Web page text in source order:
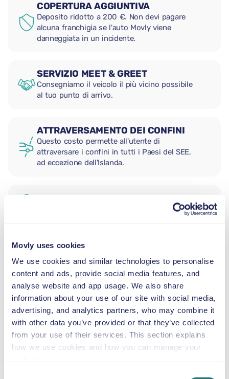
Movly uses cookies
We use cookies and similar technologies to personalise
content and ads, provide social media features, and
analyse website and app usage. We also share
information about your use of our site with social media,
advertising, and analytics partners, who may combine it
with other data you’ve provided or that they’ve collected
from your use of their services. This section explains
how we use cookies and how you can manage your
COPERTURA AGGIUNTIVA
Deposito ridotto a 200 €. Non devi pagare
alcuna franchigia se l'auto Movly viene
danneggiata in un incidente.
SERVIZIO MEET & GREET
Consegniamo il veicolo il più vicino possibile
al tuo punto di arrivo.
ATTRAVERSAMENTO DEI CONFINI
Questo costo permette all'utente di
attraversare i confini in tutti i Paesi del SEE,
ad eccezione dell'Islanda.
SEGGIOLINO NEONATO
SEGGIOLINO PER BAMBINI
9–18 kg
SEGGIOLINO ALZABIMBO
15–36 kg